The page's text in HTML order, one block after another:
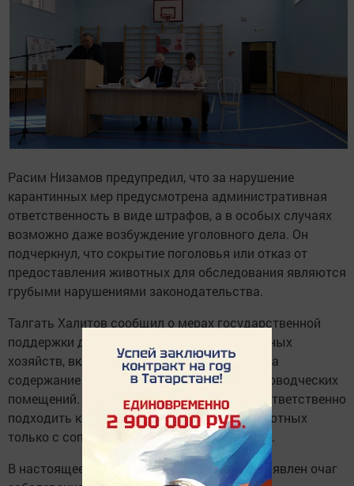
Расим Низамов предупредил, что за нарушение
карантинных мер предусмотрена административная
ответственность в виде штрафов, а в особых случаях
возможно даже возбуждение уголовного дела. Он
подчеркнул, что сокрытие поголовья или отказ от
предоставления животных для обследования являются
грубыми нарушениями законодательства.
Талгать Халитов сообщил о мерах государственной
поддержки для владельцев личных подсобных
хозяйств, включая увеличенные субсидии на
содержание коров и строительство животноводческих
помещений. При этом он призвал жителей ответственно
подходить к покупке скота, приобретая животных
только с сопроводительными документами.
В настоящее время в хозяйстве, где был выявлен очаг